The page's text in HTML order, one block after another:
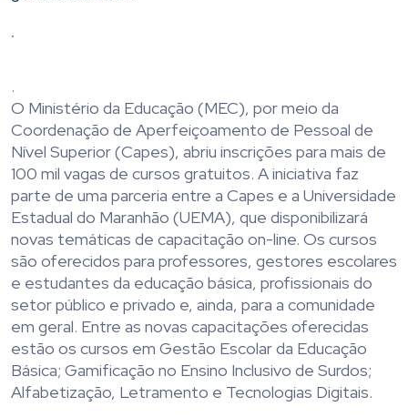
.
.
O Ministério da Educação (MEC), por meio da
Coordenação de Aperfeiçoamento de Pessoal de
Nível Superior (Capes), abriu inscrições para mais de
100 mil vagas de cursos gratuitos. A iniciativa faz
parte de uma parceria entre a Capes e a Universidade
Estadual do Maranhão (UEMA), que disponibilizará
novas temáticas de capacitação on-line. Os cursos
são oferecidos para professores, gestores escolares
e estudantes da educação básica, profissionais do
setor público e privado e, ainda, para a comunidade
em geral. Entre as novas capacitações oferecidas
estão os cursos em Gestão Escolar da Educação
Básica; Gamificação no Ensino Inclusivo de Surdos;
Alfabetização, Letramento e Tecnologias Digitais.